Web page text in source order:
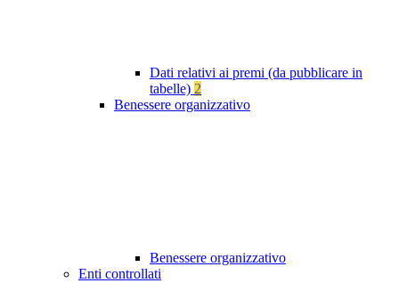
Dati relativi ai premi (da pubblicare in
tabelle) 2
Benessere organizzativo
Benessere organizzativo
Enti controllati